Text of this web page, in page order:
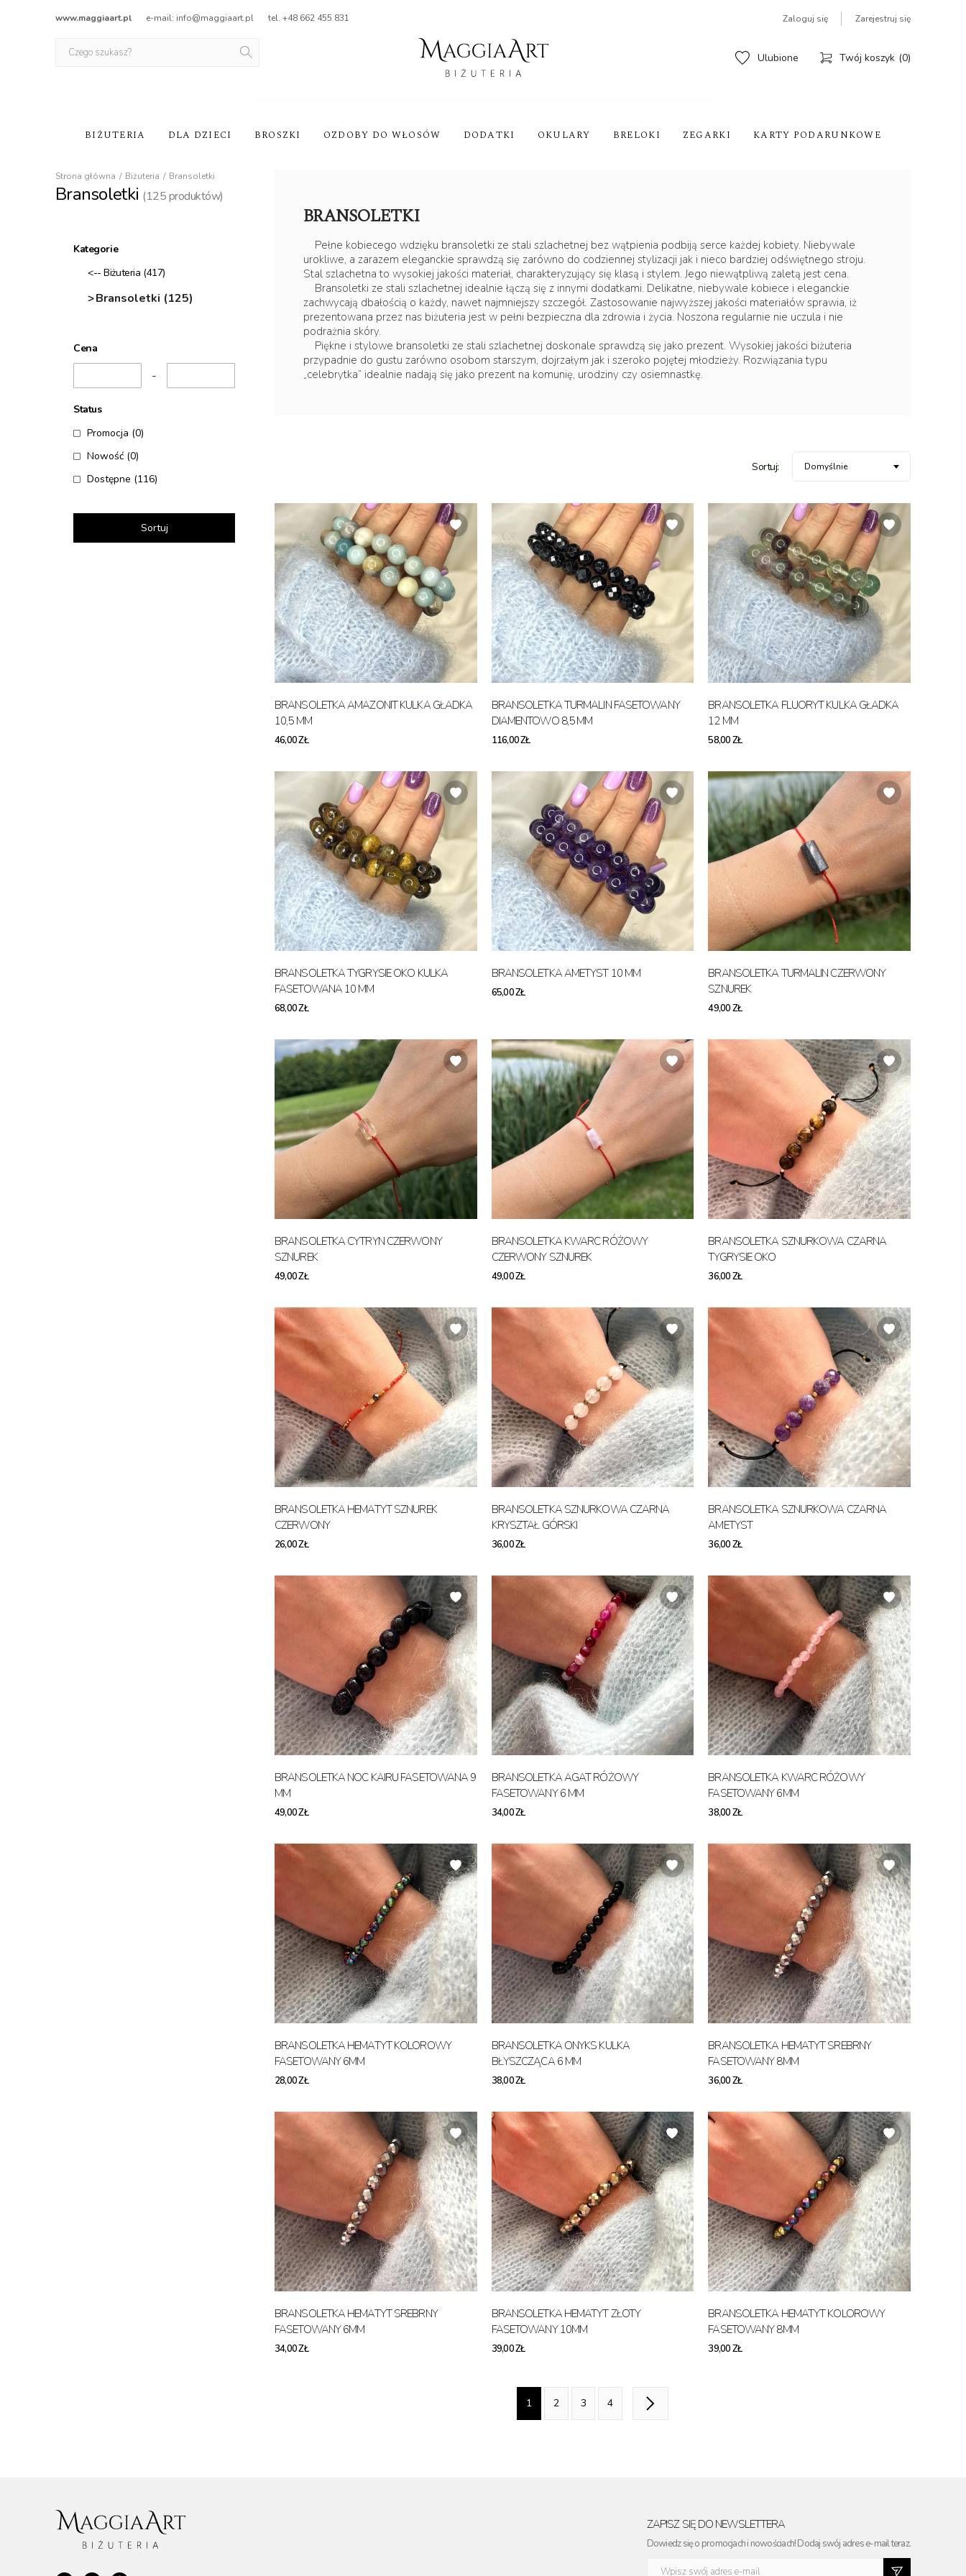
www.maggiaart.pl e-mail: info@maggiaart.pl tel. +48 662 455 831 Zaloguj się Zarejestruj się
Ulubione Twój koszyk 0
BIŻUTERIA DLA DZIECI BROSZKI OZDOBY DO WŁOSÓW DODATKI OKULARY BRELOKI ZEGARKI KARTY PODARUNKOWE
Strona główna Biżuteria Bransoletki
Bransoletki (125produktów)
Kategorie
<-- Biżuteria (417)
Bransoletki (125)
Cena
-
Status
Promocja (0)
Nowość (0)
Dostępne (116)
Sortuj
BRANSOLETKI
Pełne kobiecego wdzięku bransoletki ze stali szlachetnej bez wątpienia podbiją serce każdej kobiety. Niebywale
urokliwe, a zarazem eleganckie sprawdzą się zarówno do codziennej stylizacji jak i nieco bardziej odświętnego stroju.
Stal szlachetna to wysokiej jakości materiał, charakteryzujący się klasą i stylem. Jego niewątpliwą zaletą jest cena.
Bransoletki ze stali szlachetnej idealnie łączą się z innymi dodatkami. Delikatne, niebywale kobiece i eleganckie
zachwycają dbałością o każdy, nawet najmniejszy szczegół. Zastosowanie najwyższej jakości materiałów sprawia, iż
prezentowana przez nas biżuteria jest w pełni bezpieczna dla zdrowia i życia. Noszona regularnie nie uczula i nie
podrażnia skóry.
Piękne i stylowe bransoletki ze stali szlachetnej doskonale sprawdzą się jako prezent. Wysokiej jakości biżuteria
przypadnie do gustu zarówno osobom starszym, dojrzałym jak i szeroko pojętej młodzieży. Rozwiązania typu
„celebrytka” idealnie nadają się jako prezent na komunię, urodziny czy osiemnastkę.
Sortuj: Domyślnie
BRANSOLETKA AMAZONIT KULKA GŁADKA
10,5 MM
46,00 ZŁ
BRANSOLETKA TURMALIN FASETOWANY
DIAMENTOWO 8,5 MM
116,00 ZŁ
BRANSOLETKA FLUORYT KULKA GŁADKA
12 MM
58,00 ZŁ
BRANSOLETKA TYGRYSIE OKO KULKA
FASETOWANA 10 MM
68,00 ZŁ
BRANSOLETKA AMETYST 10 MM
65,00 ZŁ
BRANSOLETKA TURMALIN CZERWONY
SZNUREK
49,00 ZŁ
BRANSOLETKA CYTRYN CZERWONY
SZNUREK
49,00 ZŁ
BRANSOLETKA KWARC RÓŻOWY
CZERWONY SZNUREK
49,00 ZŁ
BRANSOLETKA SZNURKOWA CZARNA
TYGRYSIE OKO
36,00 ZŁ
BRANSOLETKA HEMATYT SZNUREK
CZERWONY
26,00 ZŁ
BRANSOLETKA SZNURKOWA CZARNA
KRYSZTAŁ GÓRSKI
36,00 ZŁ
BRANSOLETKA SZNURKOWA CZARNA
AMETYST
36,00 ZŁ
BRANSOLETKA NOC KAIRU FASETOWANA 9
MM
49,00 ZŁ
BRANSOLETKA AGAT RÓŻOWY
FASETOWANY 6 MM
34,00 ZŁ
BRANSOLETKA KWARC RÓŻOWY
FASETOWANY 6MM
38,00 ZŁ
BRANSOLETKA HEMATYT KOLOROWY
FASETOWANY 6MM
28,00 ZŁ
BRANSOLETKA ONYKS KULKA
BŁYSZCZĄCA 6 MM
38,00 ZŁ
BRANSOLETKA HEMATYT SREBRNY
FASETOWANY 8MM
36,00 ZŁ
BRANSOLETKA HEMATYT SREBRNY
FASETOWANY 6MM
34,00 ZŁ
BRANSOLETKA HEMATYT ZŁOTY
FASETOWANY 10MM
39,00 ZŁ
BRANSOLETKA HEMATYT KOLOROWY
FASETOWANY 8MM
39,00 ZŁ
1 2 3 4
ZAPISZ SIĘ DO NEWSLETTERA
Dowiedz się o promocjach i nowościach! Dodaj swój adres e-mail teraz.